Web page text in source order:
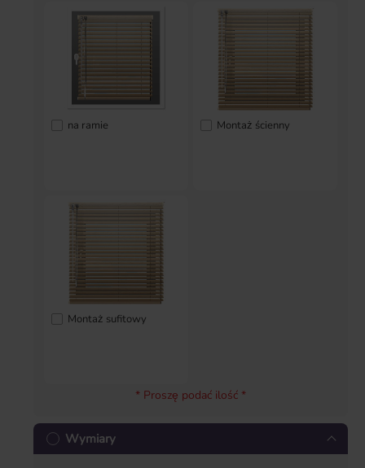
na ramie Montaż ścienny
Montaż sufitowy
* Proszę podać ilość *
Wymiary